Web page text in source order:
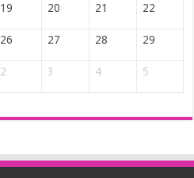
19 20 21 22
26 27 28 29
2 3 4 5